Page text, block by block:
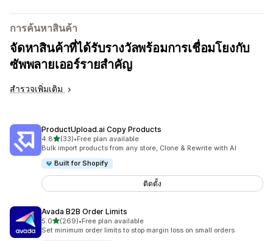
การค้นหาสินค้า
จัดหาสินค้าที่ได้รับรางวัลพร้อมการเชื่อมโยงกับ
ซัพพลายเออร์รายสำคัญ
สำรวจเพิ่มเติม
ProductUpload.ai Copy Products
4.8เต็ม 5 ดาว
(33)
ทั้งหมด 33 รีวิว
•Free plan available
Bulk import products from any store, Clone & Rewrite with AI
Built for Shopify
ติดตั้ง
Avada B2B Order Limits
5.0เต็ม 5 ดาว
(269)
ทั้งหมด 269 รีวิว
•Free plan available
Set minimum order limits to stop margin loss on small orders